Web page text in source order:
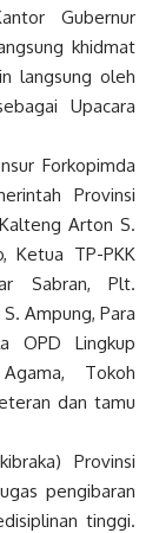
Gubernur
khidmat
langsung oleh
Upacara
Forkopimda
Provinsi
Arton S.
Ketua TP-PKK
Sabran, Plt.
Ampung, Para
OPD Lingkup
Tokoh
dan tamu
Provinsi
pengibaran
tinggi.